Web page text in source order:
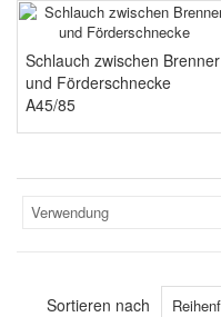
Schlauch zwischen Brenner
und Förderschnecke
A45/85
Verwendung
Sortieren nach